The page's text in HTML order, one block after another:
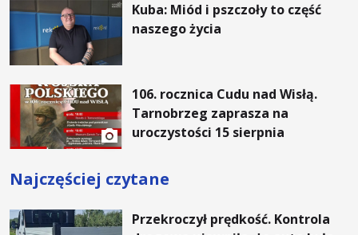
Kuba: Miód i pszczoły to część
naszego życia
106. rocznica Cudu nad Wisłą.
Tarnobrzeg zaprasza na
uroczystości 15 sierpnia
Najczęściej czytane
Przekroczył prędkość. Kontrola